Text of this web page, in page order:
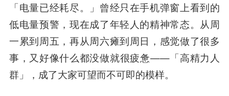
「电量已经耗尽。」曾经只在手机弹窗上看到的
低电量预警，现在成了年轻人的精神常态。从周
一累到周五，再从周六瘫到周日，感觉做了很多
事，又好像什么都没做就很疲惫——「高精力人
群」，成了大家可望而不可即的模样。